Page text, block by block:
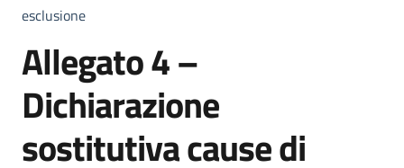
esclusione
Allegato 4 –
Dichiarazione
sostitutiva cause di